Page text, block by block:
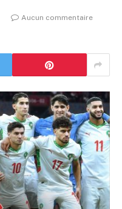
Aucun commentaire